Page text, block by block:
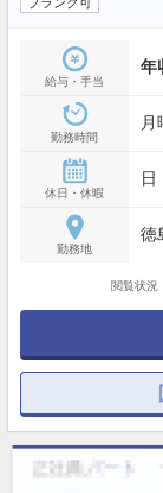
給与・手当
年
勤務時間
休日・休暇
日
勤務地
徳
閲覧状況